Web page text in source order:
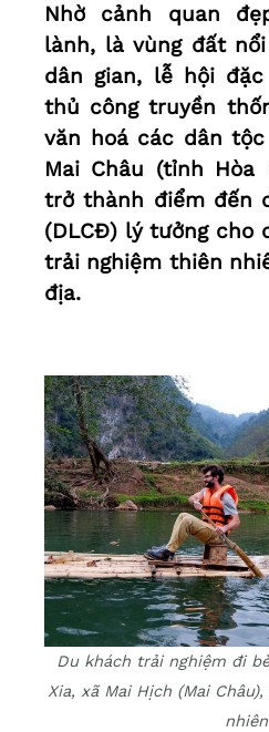
Nhờ cảnh quan
lành, là vùng đất
dân gian, lễ hội
thủ công truyền
văn hoá các dân tộc
Mai Châu (tỉnh Hòa
trở thành điểm đến
(DLCĐ) lý tưởng cho
trải nghiệm thiên
địa.
Du khách trải nghiệm đi
Xia, xã Mai Hịch (Mai